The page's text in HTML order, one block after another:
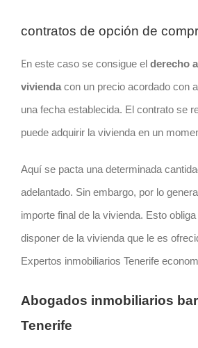
contratos de opción de
En este caso se consigue el derecho
viviendacon un precio acordado con
una fecha establecida. El contrato se
puede adquirir la vivienda en un
Aquí se pacta una determinada
adelantado. Sin embargo, por lo
importe final de la vivienda. Esto
disponer de la vivienda que le es
Expertos inmobiliarios Tenerife
Abogados inmobiliarios
Tenerife